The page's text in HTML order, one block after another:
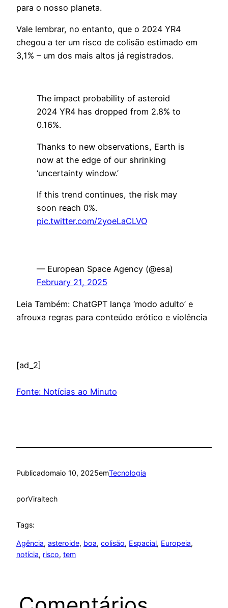
para o nosso planeta.
Vale lembrar, no entanto, que o 2024 YR4
chegou a ter um risco de colisão estimado em
3,1% – um dos mais altos já registrados.
The impact probability of asteroid
2024 YR4 has dropped from 2.8% to
0.16%.
Thanks to new observations, Earth is
now at the edge of our shrinking
‘uncertainty window.’
If this trend continues, the risk may
soon reach 0%.
pic.twitter.com/2yoeLaCLVO
— European Space Agency (@esa)
February 21, 2025
Leia Também: ChatGPT lança ‘modo adulto’ e
afrouxa regras para conteúdo erótico e violência
[ad_2]
Fonte: Notícias ao Minuto
Publicadomaio 10, 2025emTecnologia
porViraltech
Tags:
Agência, asteroide, boa, colisão, Espacial, Europeia
notícia, risco, tem